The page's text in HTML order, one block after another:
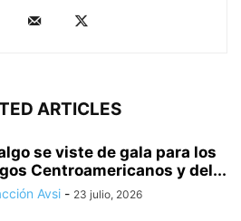
ARTICLES
se viste de gala para los
Centroamericanos y del...
Avsi - 23 julio, 2026